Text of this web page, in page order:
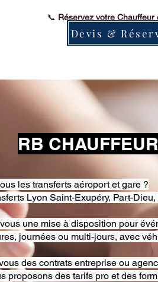
📞 Réservez votre Chauffeur
Devis &
RB
les transferts aéroport et gare ?
Lyon Saint-Exupéry, Part-
une mise à disposition pour
journées ou multi-jours, avec
des contrats entreprise ou
proposons des tarifs pro et des